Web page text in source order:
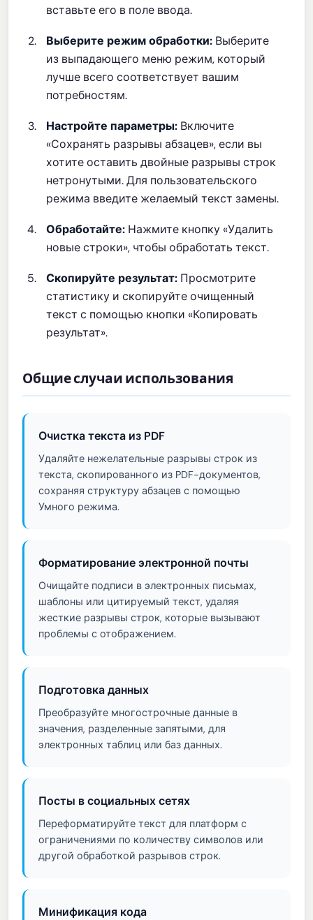
вставьте его в поле ввода.
Выберите режим обработки: Выберите
из выпадающего меню режим, который
лучше всего соответствует вашим
потребностям.
Настройте параметры: Включите
«Сохранять разрывы абзацев», если вы
хотите оставить двойные разрывы строк
нетронутыми. Для пользовательского
режима введите желаемый текст замены.
Обработайте: Нажмите кнопку «Удалить
новые строки», чтобы обработать текст.
Скопируйте результат: Просмотрите
статистику и скопируйте очищенный
текст с помощью кнопки «Копировать
результат».
Общие случаи использования
Очистка текста из PDF
Удаляйте нежелательные разрывы строк из
текста, скопированного из PDF-документов,
сохраняя структуру абзацев с помощью
Умного режима.
Форматирование электронной почты
Очищайте подписи в электронных письмах,
шаблоны или цитируемый текст, удаляя
жесткие разрывы строк, которые вызывают
проблемы с отображением.
Подготовка данных
Преобразуйте многострочные данные в
значения, разделенные запятыми, для
электронных таблиц или баз данных.
Посты в социальных сетях
Переформатируйте текст для платформ с
ограничениями по количеству символов или
другой обработкой разрывов строк.
Минификация кода